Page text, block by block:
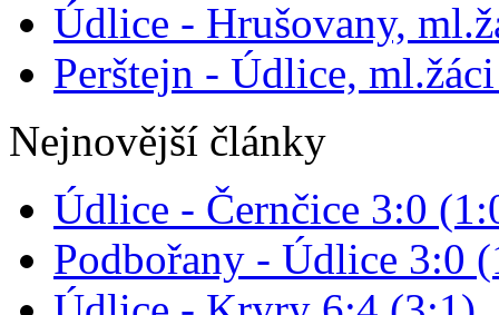
Údlice - Hrušovany,
Perštejn - Údlice,
Nejnovější články
Údlice - Černčice 3:0
Podbořany - Údlice 3:0